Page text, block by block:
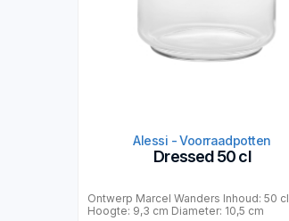
Alessi - Voorraadpotten
Dressed 50 cl
Ontwerp Marcel Wanders Inhoud: 50 cl
Hoogte: 9,3 cm Diameter: 10,5 cm